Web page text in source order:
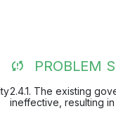
PROBLEM
2.4.1. The existing
ineffective, resulting